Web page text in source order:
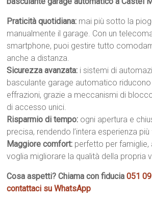
Praticità quotidiana: mai più sotto la
manualmente il garage. Con un
smartphone, puoi gestire tutto
anche a distanza.
Sicurezza avanzata: i sistemi di
basculante garage automatico riducono
effrazioni, grazie a meccanismi di
di accesso unici.
Risparmio di tempo: ogni apertura e
precisa, rendendo l’intera esperienza
Maggiore comfort: perfetto per famiglie,
voglia migliorare la qualità della propria
Cosa aspetti? Chiama con fiducia051
contattaci su WhatsApp